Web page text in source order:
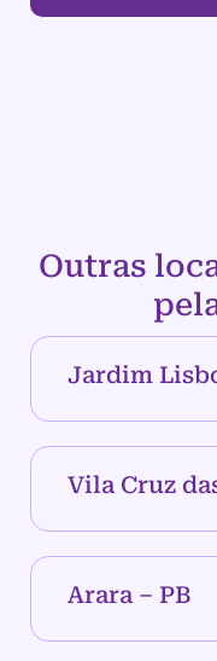
Outras
Jardim
Vila Cruz
Arara – PB